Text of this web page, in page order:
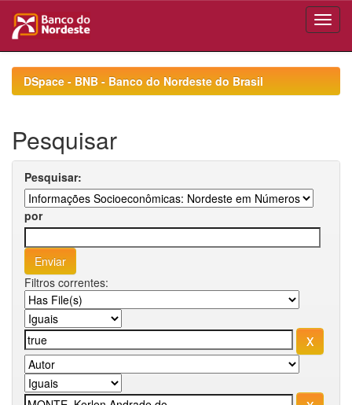
navigationDSpace - BNB - Banco do Nordeste do Brasil
Pesquisar
Pesquisar:
por
Filtros correntes: